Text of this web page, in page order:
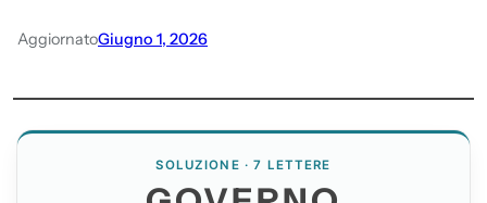
AggiornatoGiugno 1, 2026
SOLUZIONE · 7 LETTERE